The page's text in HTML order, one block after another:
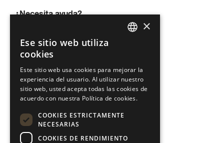
¿Necesita ayuda?
Garantía E-Series
Contactos
Estamos aquí para ti
Síguenos
ITALIAN
SPANISH
GERMAN
×
Ese sitio web utiliza
cookies
Este sitio web usa cookies para mejorar la
experiencia del usuario. Al utilizar nuestro
sitio web, usted acepta todas las cookies de
acuerdo con nuestra Política de cookies.
COOKIES ESTRICTAMENTE
NECESARIAS
COOKIES DE RENDIMIENTO